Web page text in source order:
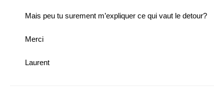
Mais peu tu surement m’expliquer ce qui vaut le detour?
Merci
Laurent